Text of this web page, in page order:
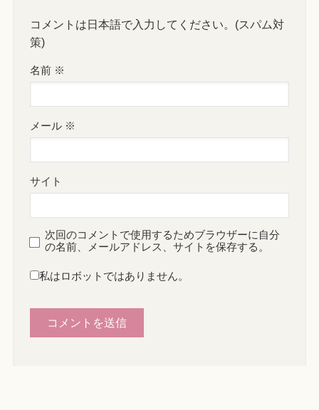
コメントは日本語で入力してください。(スパム対
策)
名前 ※
メール ※
サイト
次回のコメントで使用するためブラウザーに自分
の名前、メールアドレス、サイトを保存する。
私はロボットではありません。